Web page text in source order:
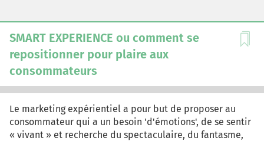
SMART EXPERIENCE ou comment se
repositionner pour plaire aux
consommateurs
Le marketing expérientiel a pour but de proposer au
consommateur qui a un besoin 'd'émotions', de se sentir
« vivant » et recherche du spectaculaire, du fantasme,